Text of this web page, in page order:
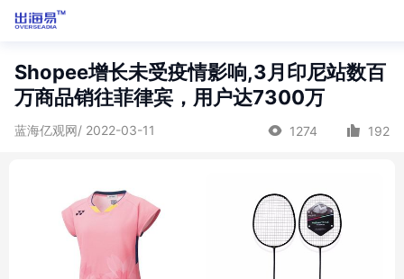
Shopee增长未受疫情影响,3月印尼站数百
万商品销往菲律宾，用户达7300万
蓝海亿观网/ 2022-03-11 1274 192